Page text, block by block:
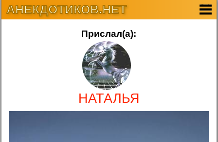
АНЕКДОТИКОВ.НЕТ
Прислал(а):
НАТАЛЬЯ